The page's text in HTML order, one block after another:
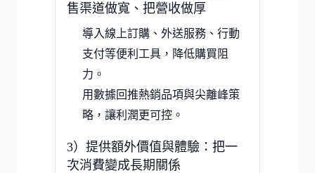
售渠道做寬、把營收做厚
導入線上訂購、外送服務、行動
支付等便利工具，降低購買阻
力。
用數據回推熱銷品項與尖離峰策
略，讓利潤更可控。
3）提供額外價值與體驗：把一
次消費變成長期關係